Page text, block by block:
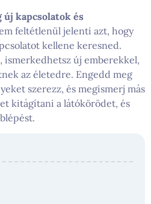
kapcsolatok és
feltétlenül jelenti azt, hogy
kellene keresned.
ismerkedhetsz új emberekkel,
az életedre. Engedd meg
szerezz, és megismerj más
kitágítani a látókörödet, és